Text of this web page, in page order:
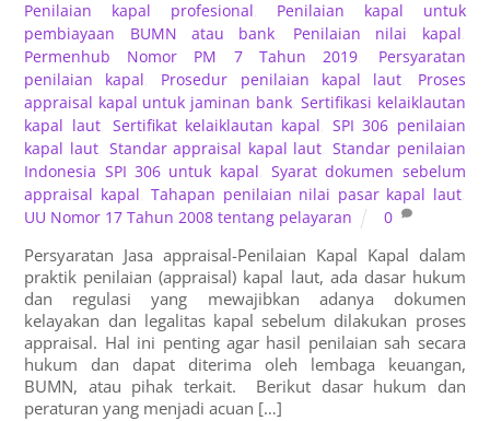
Penilaian kapal profesional
Penilaian kapal untuk
pembiayaan BUMN atau bank
Penilaian nilai kapal
Permenhub Nomor PM 7 Tahun 2019, Persyaratan
penilaian kapal
Prosedur penilaian kapal laut, Proses
appraisal kapal untuk jaminan bank,Sertifikasi kelaiklautan
kapal laut, Sertifikat kelaiklautan kapal ,SPI 306 penilaian
kapal laut Standar appraisal kapal laut ,Standar penilaian
Indonesia SPI 306 untuk kapal
Syarat dokumen sebelum
appraisal kapal ,Tahapan penilaian nilai pasar kapal laut,
UU Nomor 17 Tahun 2008 tentang pelayaran
0
Persyaratan Jasa appraisal-Penilaian Kapal Kapal dalam
praktik penilaian (appraisal) kapal laut, ada dasar hukum
dan regulasi yang mewajibkan adanya dokumen
kelayakan dan legalitas kapal sebelum dilakukan proses
appraisal. Hal ini penting agar hasil penilaian sah secara
hukum dan dapat diterima oleh lembaga keuangan,
BUMN, atau pihak terkait. Berikut dasar hukum dan
peraturan yang menjadi acuan […]